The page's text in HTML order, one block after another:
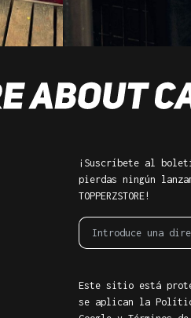
¡Suscríbete al
pierdas ningún
TOPPERZSTORE!
Este sitio está
se aplican la